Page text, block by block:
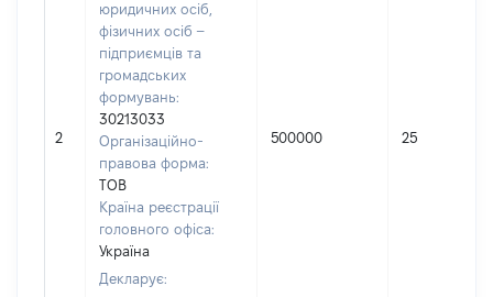
2
юридичних осіб,
фізичних осіб –
підприємців та
громадських
формувань:
30213033
Організаційно-
правова форма:
ТОВ
Країна реєстрації
головного офіса:
Україна
Декларує:
500000 25